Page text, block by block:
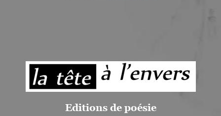
Editions de poésie